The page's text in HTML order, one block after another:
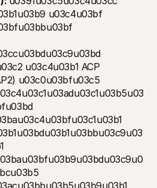
u03c4u03bf
u03c4u03b1 ACP
u03c0u03bfu03c5